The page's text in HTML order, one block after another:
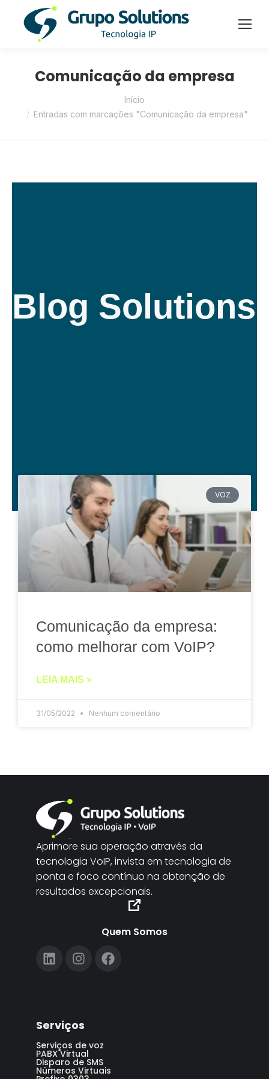
Comunicação da empresa
Início
Entradas com marcações "Comunicação da empresa"
Blog Solutions
VOZ
Comunicação da empresa:
como melhorar com VoIP?
LEIA MAIS »
31/05/2022 Nenhum comentário
Aprimore sua operação através da
tecnologia VoIP, invista em tecnologia de
ponta e foco contínuo na obtenção de
resultados excepcionais.
Quem Somos
Serviços
Serviços de voz
PABX Virtual
Disparo de SMS
Números Virtuais